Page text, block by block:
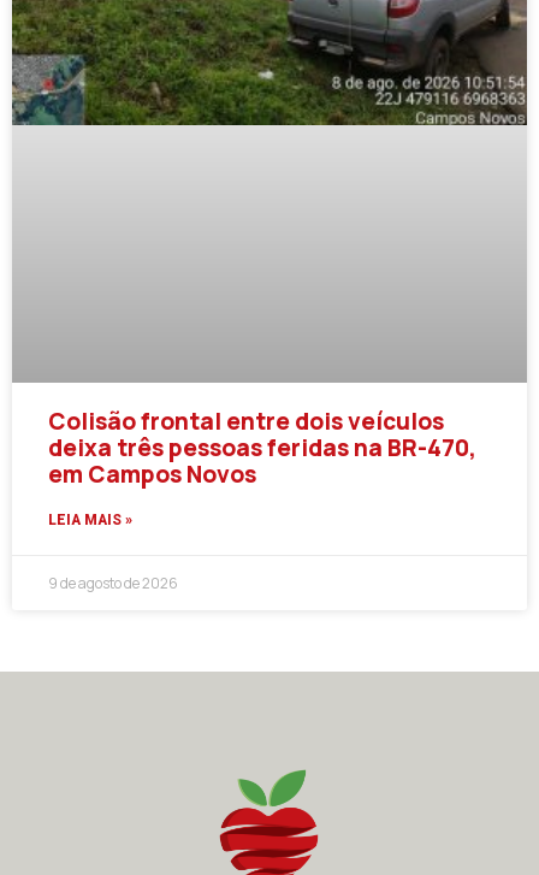
Colisão frontal entre dois veículos
deixa três pessoas feridas na BR-470,
em Campos Novos
LEIA MAIS »
9 de agosto de 2026